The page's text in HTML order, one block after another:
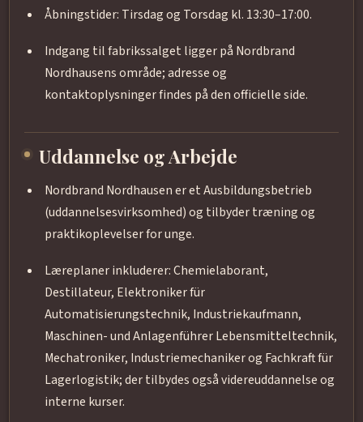
Åbningstider: Tirsdag og Torsdag kl. 13:30–17:00.
Indgang til fabrikssalget ligger på Nordbrand
Nordhausens område; adresse og
kontaktoplysninger findes på den officielle side.
Uddannelse og Arbejde
Nordbrand Nordhausen er et Ausbildungsbetrieb
(uddannelsesvirksomhed) og tilbyder træning og
praktikoplevelser for unge.
Læreplaner inkluderer: Chemielaborant,
Destillateur, Elektroniker für
Automatisierungstechnik, Industriekaufmann,
Maschinen- und Anlagenführer Lebensmitteltechnik,
Mechatroniker, Industriemechaniker og Fachkraft für
Lagerlogistik; der tilbydes også videreuddannelse og
interne kurser.